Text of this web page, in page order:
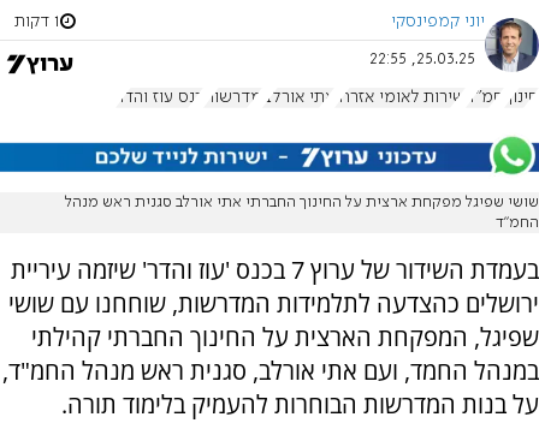
יוני קמפינסקי 1 דקות
25.03.25, 22:55
חינוך חמ"ד שירות לאומי אזרחי אתי אורלב מדרשות כנס עוז והדר
שושי שפיגל מפקחת ארצית על החינוך החברתי אתי אורלב סגנית ראש מנהל
החמ״ד
בעמדת השידור של ערוץ 7 בכנס 'עוז והדר' שיזמה עיריית
ירושלים כהצדעה לתלמידות המדרשות, שוחחנו עם שושי
שפיגל, המפקחת הארצית על החינוך החברתי קהילתי
במנהל החמד, ועם אתי אורלב, סגנית ראש מנהל החמ"ד,
על בנות המדרשות הבוחרות להעמיק בלימוד תורה.